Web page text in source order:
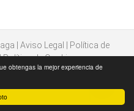
obtengas la mejor experiencia de
Aviso Legal
Política de
Política de Cookies